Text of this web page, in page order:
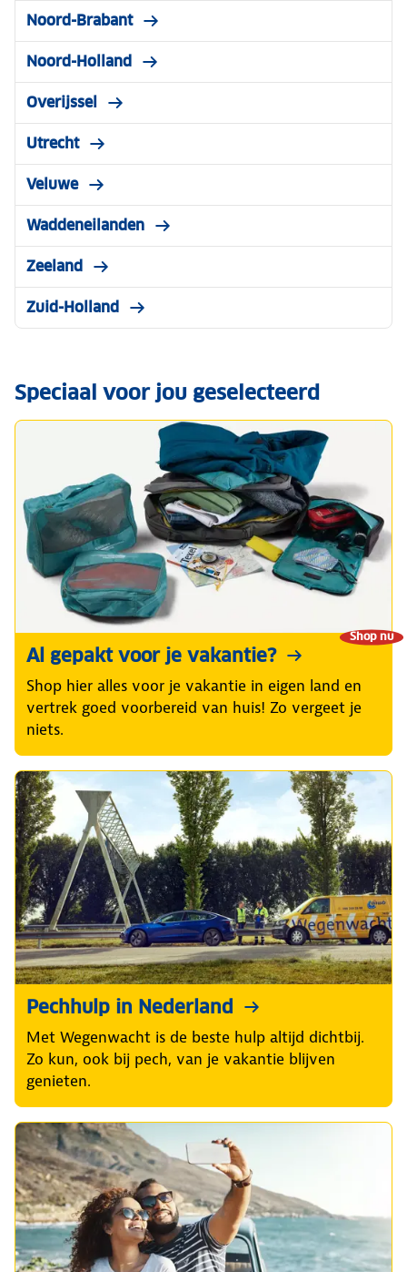
Noord-Brabant
Noord-Holland
Overijssel
Utrecht
Veluwe
Waddeneilanden
Zeeland
Zuid-Holland
Speciaal voor jou geselecteerd
Shop nu
Al gepakt voor je vakantie?
Shop hier alles voor je vakantie in eigen land en
vertrek goed voorbereid van huis! Zo vergeet je
niets.
Pechhulp in Nederland
Met Wegenwacht is de beste hulp altijd dichtbij.
Zo kun, ook bij pech, van je vakantie blijven
genieten.